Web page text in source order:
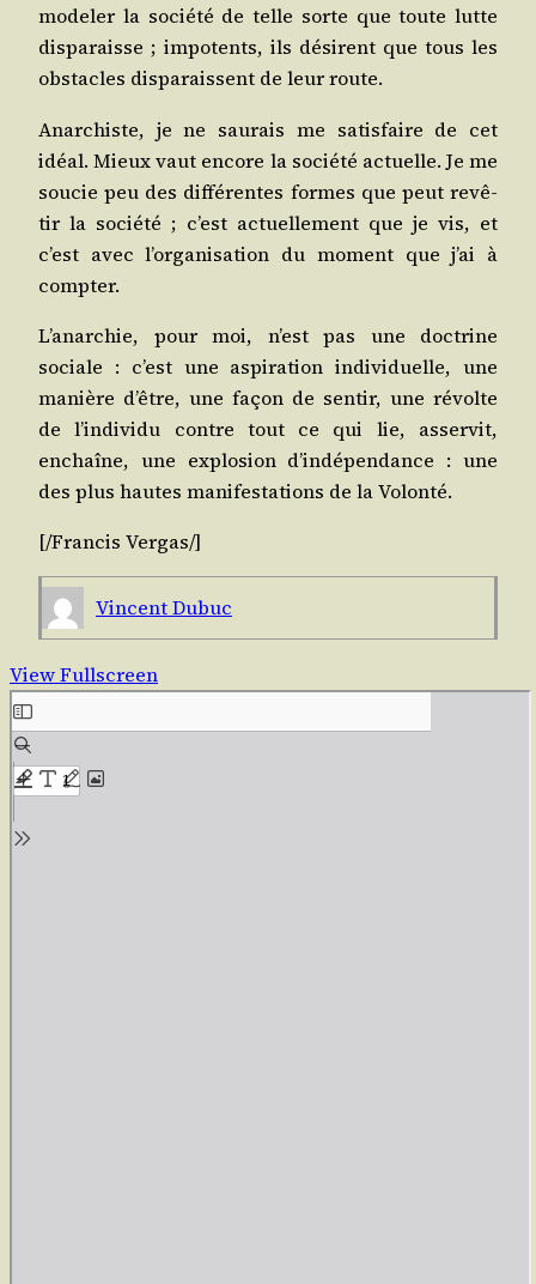
mode­ler la socié­té de telle sorte que toute lutte
dis­pa­raisse ; impo­tents, ils dési­rent que tous les
obs­tacles dis­pa­raissent de leur route.
Anar­chiste, je ne sau­rais me satis­faire de cet
idéal. Mieux vaut encore la socié­té actuelle. Je me
sou­cie peu des dif­fé­rentes formes que peut revê­
tir la socié­té ; c’est actuel­le­ment que je vis, et
c’est avec l’organisation du moment que j’ai à
compter.
L’anarchie, pour moi, n’est pas une doc­trine
sociale : c’est une aspi­ra­tion indi­vi­duelle, une
manière d’être, une façon de sen­tir, une révolte
de l’individu contre tout ce qui lie, asser­vit,
enchaîne, une explo­sion d’indépendance : une
des plus hautes mani­fes­ta­tions de la Volonté.
[/​Francis Vergas/]
Vincent Dubuc
View Fullscreen